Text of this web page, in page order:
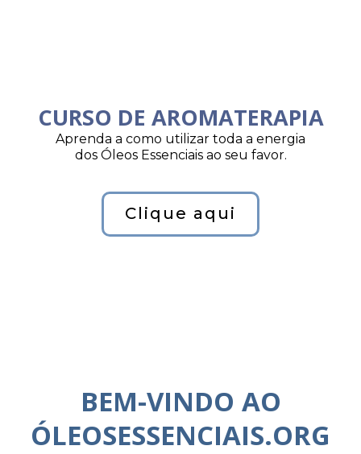
CURSO DE AROMATERAPIA
Aprenda a como utilizar toda a energia
dos Óleos Essenciais ao seu favor.
Clique aqui
BEM-VINDO AO
ÓLEOSESSENCIAIS.ORG